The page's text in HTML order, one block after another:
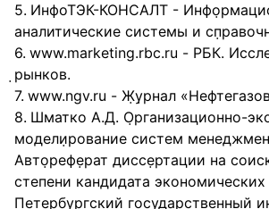
ИнфоТЭК-КОНСАЛТ -
аналитические системы и
www.marketing.rbc.ru - РБК.
⁪̣рынков.
www.ngv.ru - Ж⁪̣у⁪̣рнал
Шматко А.Д. О⁪̣рганизационно-
модели⁪̣рование систем
Авто⁪̣рефе⁪̣рат диссе⁪̣ртации на
степени кандидата
Пете⁪̣рб⁪̣у⁪̣ргский гос⁪̣уда⁪̣рственный